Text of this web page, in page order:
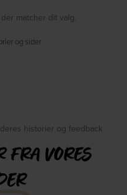
matcher dit valg.
historier og feedback
FRA VORES